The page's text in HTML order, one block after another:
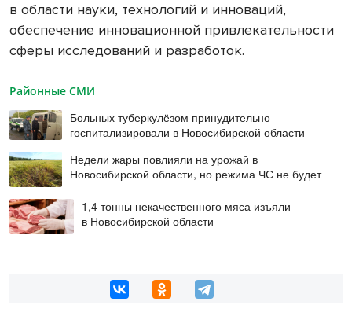
в области науки, технологий и инноваций,
обеспечение инновационной привлекательности
сферы исследований и разработок.
Районные СМИ
Больных туберкулёзом принудительно
госпитализировали в Новосибирской области
Недели жары повлияли на урожай в
Новосибирской области, но режима ЧС не будет
1,4 тонны некачественного мяса изъяли
в Новосибирской области